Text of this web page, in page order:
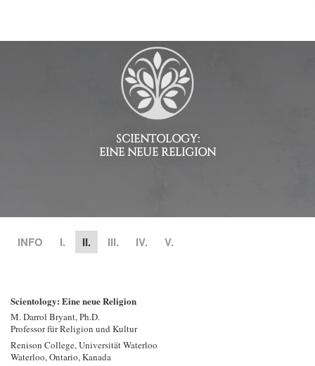
SCIENTOLOGY:
EINE NEUE RELIGION
INFO I. II. III. IV. V.
Scientology: Eine neue Religion
M. Darrol Bryant, Ph.D.
Professor für Religion und Kultur
Renison College, Universität Waterloo
Waterloo, Ontario, Kanada